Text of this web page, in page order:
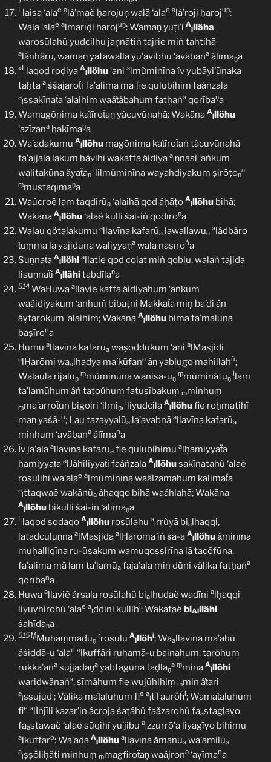
Llaisa ‘alae alá’maë ḥarojuṇ walā ‘alae alá’roji ḥarojuṇ:
Walā ‘alae almarīḍi ḥarojuṇ: Wamaṇ yuṭi’i A
llläha
warosūlahü yudcilhu jaṇnätiṅ tajrie miṅ taḥtihā
alánhäru, wamaṇ yatawalla yu’avibhu ‘avābana álīmaṇa
*Llaqod roḍiya A
lllöhu‘ani almùminīna ív yubāyi’ūnaka
taḥta a
lṡṡajaroẗi fa’alima mā fie qulūbihim faáṅzala
a
lssakīnaẗa ‘alaihim waáṫäbahum fatḥaṅa qorībaṇa
Wamagōnima kaṫīroẗaṇ yàcuvūnahā: Wakāna A
lllöhu
‘azīzana ḥakīmaṇa
Wa’adakumu A
lllöhu magōnima kaṫīroẗaṅ tàcuvūnahā
fa’ajjala lakum hävihï wakaffa áidiya a
lṇnāsi ‘aṅkum
walitakūna ǎyaẗaṇ
llilmùminīna wayahdiyakum ṣiröṭoṇ
a
ṃmustaqīmaṇa
Waúcroë lam taqdirūa ‘alaihā qod áḥāṭo A
lllöhu bihā;
Wakāna A
lllöhu‘alaë kulli ṡai-iṅ qodīroṇa
Walau qötalakumu allavīna kafarūa lawallawua
aládbäro
ṫuṃma lā yajidūna waliyyaṇa walā naṣīroṅa
Suṇnaẗa A
lllöhi allatie qod colat miṅ qoblu, walaṅ tajida
lisuṇnaẗi A
lllähitabdīlaṇa
514 WaHuwa allavie kaffa áidiyahum ‘aṅkum
waáidiyakum ‘anhuṁ bibaṭni Makkaẗa miņ ba’di án
áṿfarokum ‘alaihim; Wakāna A
lllöhu bimā ta’malūna
baṣīrona
Humu allavīna kafarūa waṣoddūkum ‘ani alMasjidi
alḤarōmi waalhadya ma’kūfana áṇ yablugo maḥillahü;
Walaulā rijāluṇ
ṃmùminūna wanisã-uṇ
ṃmùminätuṇ
llam
ta’lamūhum áṅ taṭoǔhum fatuṣībakuṃ ṃminhuṃ
ṃma’arroẗuņ bigoiri ‘ilmiṇ, lliyudcila A
lllöhufie roḥmatihï
maṇ yaṡã-u; Lau tazayyalūa la’avabnā allavīna kafarūa
minhum ‘avābana álīmana
Ív ja’ala allavīna kafarūa fie qulūbihimu alḥamiyyaẗa
ḥamiyyaẗa alJähiliyyaẗi faáṅzala A
lllöhusakīnatahü ‘alaë
rosūlihï wa’alae almùminīna waálzamahum kalimaẗa
a
lttaqwaë wakānũa áḥaqqo bihā waáhlahā; Wakāna
A
lllöhu bikulli ṡai-in ‘alīmaṇa
Llaqod ṣodaqo A
lllöhu rosūlahu a
lrrùyā bialḥaqqi,
latadculuṇna alMasjida alḤarōma íṅ ṡã-a A
lllöhuǎminīna
muḥalliqīna ru-ūsakum wamuqoṣṣirīna lā tacōfūna,
fa’alima mā lam ta’lamūa faja’ala miṅ dūni välika fatḥaṅa
qorībana
Huwa allaviẽ ársala rosūlahü bialhudaë wadīni alḥaqqi
liyuṿhirohü ‘alae a
lddīni kullihï; Wakafaë biAlllähi
ṡahīdaṇa
515 ṂMuḥaṃmaduṇ
rrosūlu A
lllöhi; Waallavīna ma’ahũ
áṡiddã-u ‘alae alkuffāri ruḥamã-u bainahum, taröhum
rukka’aṅa sujjadaṇa yabtagūna faḍlaṇ
a ṃmina A
lllöhi
wariḍwänaṅa, sīmähum fie wujūhihiṃ ṃmin áṫari
a
lssujūdi; Välika maṫaluhum fie a
ltTauröḧi; Wamaṫaluhum
fie alÍṅjīli kazar’in ácroja ṡaṭáhü faǎzarohü faastaglaṿo
faastawaë ‘alaë sūqihï yu’jibu a
lzzurrō’a liyagīṿo bihimu
alkuffāro: Wa’ada A
lllöhu allavīna ǎmanūa wa’amilūa
a
lṣṣöliḥäti minhuṃ ṃmagfiroẗaṇ waájrona ‘aṿīmaņa